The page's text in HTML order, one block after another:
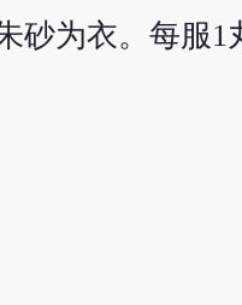
为衣。每服1